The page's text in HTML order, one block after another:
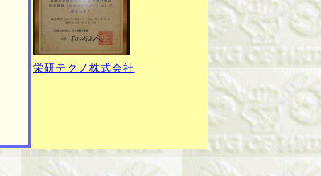
栄研テクノ株式会社